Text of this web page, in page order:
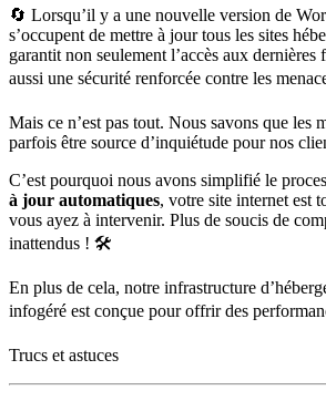
🔄 Lorsqu’il y a une nouvelle version de
s’occupent de mettre à jour tous les sites
garantit non seulement l’accès aux
aussi une sécurité renforcée contre les
Mais ce n’est pas tout. Nous savons que les
parfois être source d’inquiétude pour nos
C’est pourquoi nous avons simplifié le
à jour automatiques, votre site internet est
vous ayez à intervenir. Plus de soucis de
inattendus ! 🛠️
En plus de cela, notre infrastructure
infogéré est conçue pour offrir des
Trucs et astuces